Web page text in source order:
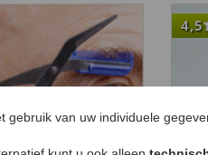
4,5
gebruik van uw individuele